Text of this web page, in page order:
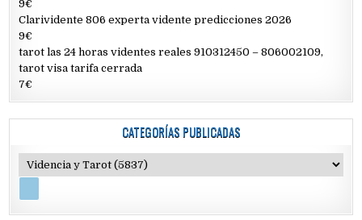
9€
Clarividente 806 experta vidente predicciones 2026
9€
tarot las 24 horas videntes reales 910312450 – 806002109,
tarot visa tarifa cerrada
7€
CATEGORÍAS PUBLICADAS